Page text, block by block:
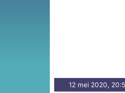
12 mei 2020,